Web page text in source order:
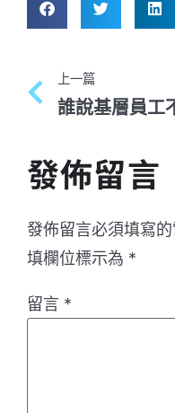
上一篇
發佈留言
發佈留言必須填寫
填欄位標示為 *
留言 *